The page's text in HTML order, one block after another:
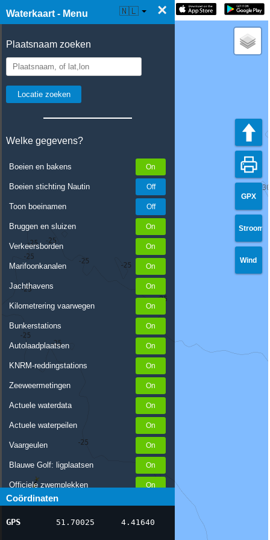
Waterkaart - Menu ×
Plaatsnaam zoeken
Welke gegevens?
Boeien en bakens
Boeien stichting Nautin
Toon boeinamen
Bruggen en sluizen
Verkeersborden
Marifoonkanalen
Jachthavens
Kilometrering vaarwegen
Bunkerstations
Autolaadplaatsen
KNRM-reddingstations
Zeeweermetingen
Actuele waterdata
Actuele waterpeilen
Vaargeulen
Blauwe Golf: ligplaatsen
Officiele zwemplekken
Stremmingen/hinder
AIS scheepsposities
Coördinaten
GPS 51.70025 4.41640
☰ Waterkaart Live 🇳🇱
GPX
Stroom
Wind